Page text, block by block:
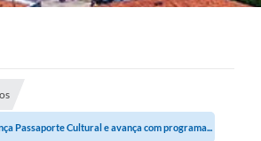
Passaporte Cultural e avança com programa...